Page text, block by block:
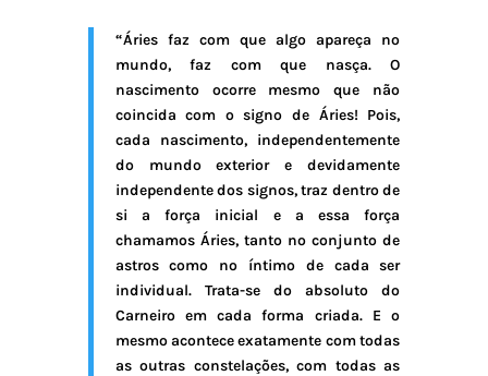
“Áries faz com que algo apareça no
mundo, faz com que nasça. O
nascimento ocorre mesmo que não
coincida com o signo de Áries! Pois,
cada nascimento, independentemente
do mundo exterior e devidamente
independente dos signos, traz dentro de
si a força inicial e a essa força
chamamos Áries, tanto no conjunto de
astros como no íntimo de cada ser
individual. Trata-se do absoluto do
Carneiro em cada forma criada. E o
mesmo acontece exatamente com todas
as outras constelações, com todas as